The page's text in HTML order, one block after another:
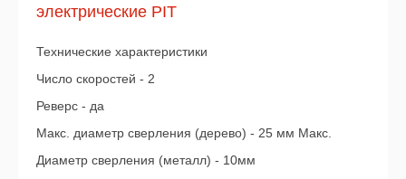
электрические PIT
Технические характеристики
Число скоростей - 2
Реверс - да
Макс. диаметр сверления (дерево) - 25 мм Макс.
Диаметр сверления (металл) - 10мм